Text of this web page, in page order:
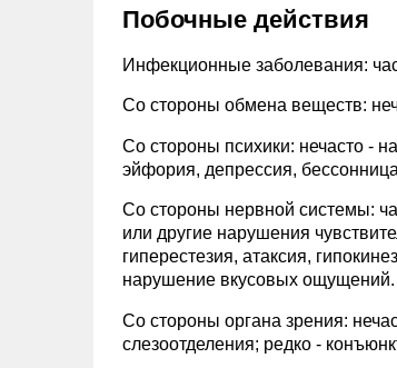
Побочные действия
Инфекционные заболевания:
Со стороны обмена веществ:
Со стороны психики: нечасто -
эйфория, депрессия,
Со стороны нервной системы:
или другие нарушения
гиперестезия, атаксия,
нарушение вкусовых ощущений.
Со стороны органа зрения:
слезоотделения; редко -